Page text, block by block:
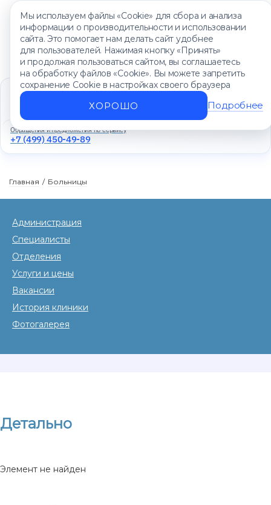
Мы используем файлы «Cookie» для сбора и анализа
информации о производительности и использовании
сайта. Это помогает нам делать сайт удобнее
для пользователей. Нажимая кнопку «Принять»
и продолжая пользоваться сайтом, вы соглашаетесь
на обработку файлов «Cookie». Вы можете запретить
сохранение Cookie в настройках своего браузера
ХОРОШО Подробнее
Единый контакт-центр
+7 (499) 450-88-89
Ежедневно с 8:00 до 20:00
Обращения и предложения по сервису
+7 (499) 450-49-89
Главная / Больницы
Детально
Элемент не найден
Администрация
Специалисты
Отделения
Услуги и цены
Вакансии
История клиники
Фотогалерея